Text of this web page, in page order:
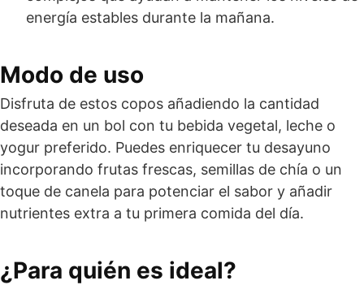
energía estables durante la mañana.
Modo de uso
Disfruta de estos copos añadiendo la cantidad
deseada en un bol con tu bebida vegetal, leche o
yogur preferido. Puedes enriquecer tu desayuno
incorporando frutas frescas, semillas de chía o un
toque de canela para potenciar el sabor y añadir
nutrientes extra a tu primera comida del día.
¿Para quién es ideal?